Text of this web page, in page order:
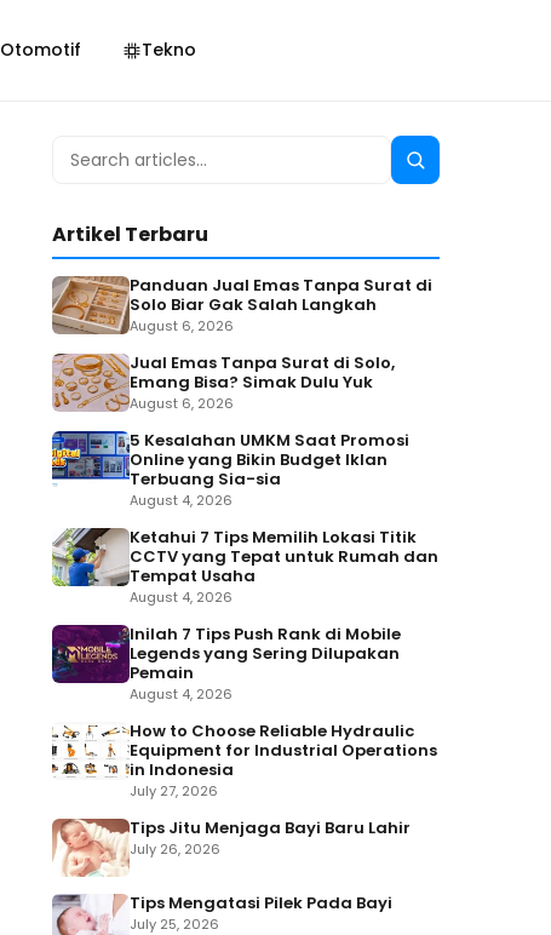
Otomotif Tekno
Search
Search
Artikel Terbaru
Panduan Jual Emas Tanpa Surat di
Solo Biar Gak Salah Langkah
August 6, 2026
Jual Emas Tanpa Surat di Solo,
Emang Bisa? Simak Dulu Yuk
August 6, 2026
5 Kesalahan UMKM Saat Promosi
Online yang Bikin Budget Iklan
Terbuang Sia-sia
August 4, 2026
Ketahui 7 Tips Memilih Lokasi Titik
CCTV yang Tepat untuk Rumah dan
Tempat Usaha
August 4, 2026
Inilah 7 Tips Push Rank di Mobile
Legends yang Sering Dilupakan
Pemain
August 4, 2026
How to Choose Reliable Hydraulic
Equipment for Industrial Operations
in Indonesia
July 27, 2026
Tips Jitu Menjaga Bayi Baru Lahir
July 26, 2026
Tips Mengatasi Pilek Pada Bayi
July 25, 2026